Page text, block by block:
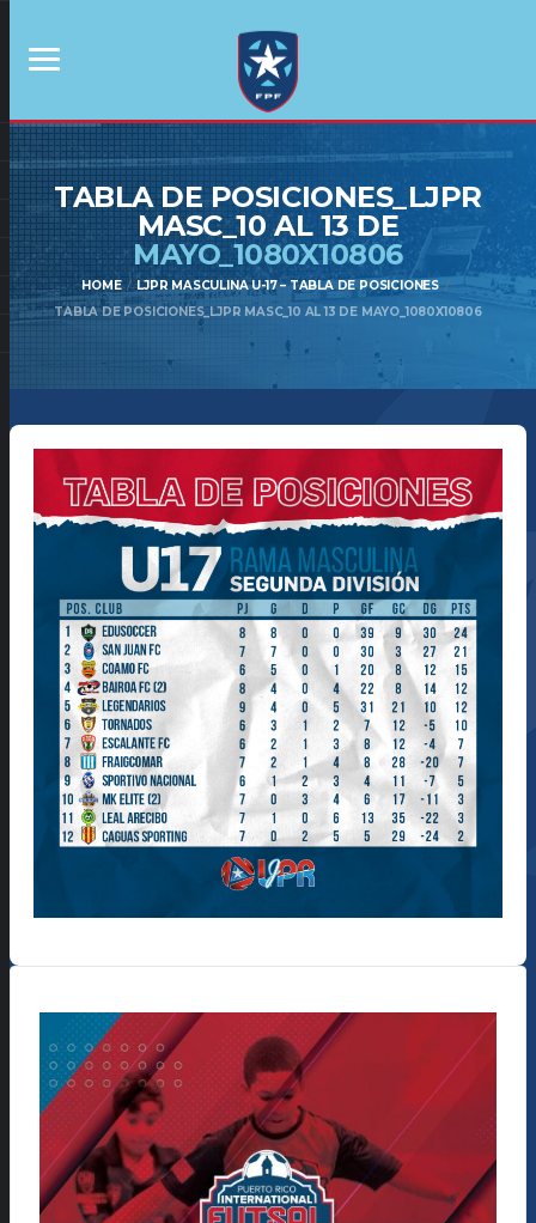
TABLA DE POSICIONES_LJPR
MASC_10 AL 13 DE
MAYO_1080X10806
HOME
LJPR MASCULINA U-17 – TABLA DE POSICIONES
TABLA DE POSICIONES_LJPR MASC_10 AL 13 DE MAYO_1080X10806